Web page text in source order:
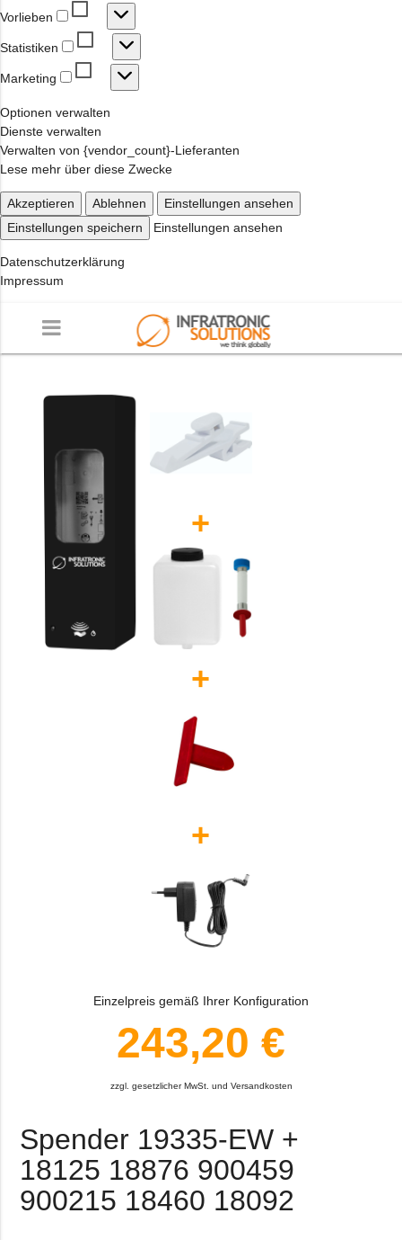
Vorlieben
Vorlieben
Statistiken
Statistiken
Marketing
Marketing
Optionen verwalten
Dienste verwalten
Verwalten von {vendor_count}-Lieferanten
Lese mehr über diese Zwecke
Akzeptieren Ablehnen
Einstellungen ansehen
Einstellungen speichern
Einstellungen ansehen
Datenschutzerklärung
Impressum
+
+
+
Einzelpreis gemäß Ihrer Konfiguration
243,20 €
zzgl. gesetzlicher MwSt. und Versandkosten
Spender 19335-EW +
18125 18876 900459
900215 18460 18092